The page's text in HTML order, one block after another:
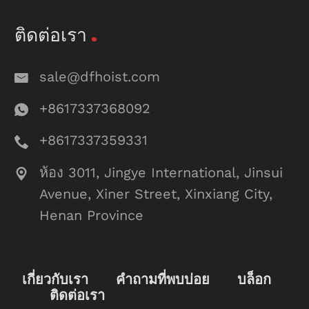
ติดต่อเรา
sale@dfhoist.com
+8617337368092
+8617337359331
ห้อง 3011, Jingye International, Jinsui
Avenue, Xiner Street, Xinxiang City,
Henan Province
เกี่ยวกับเรา คำถามที่พบบ่อย
บล็อก
ติดต่อเรา